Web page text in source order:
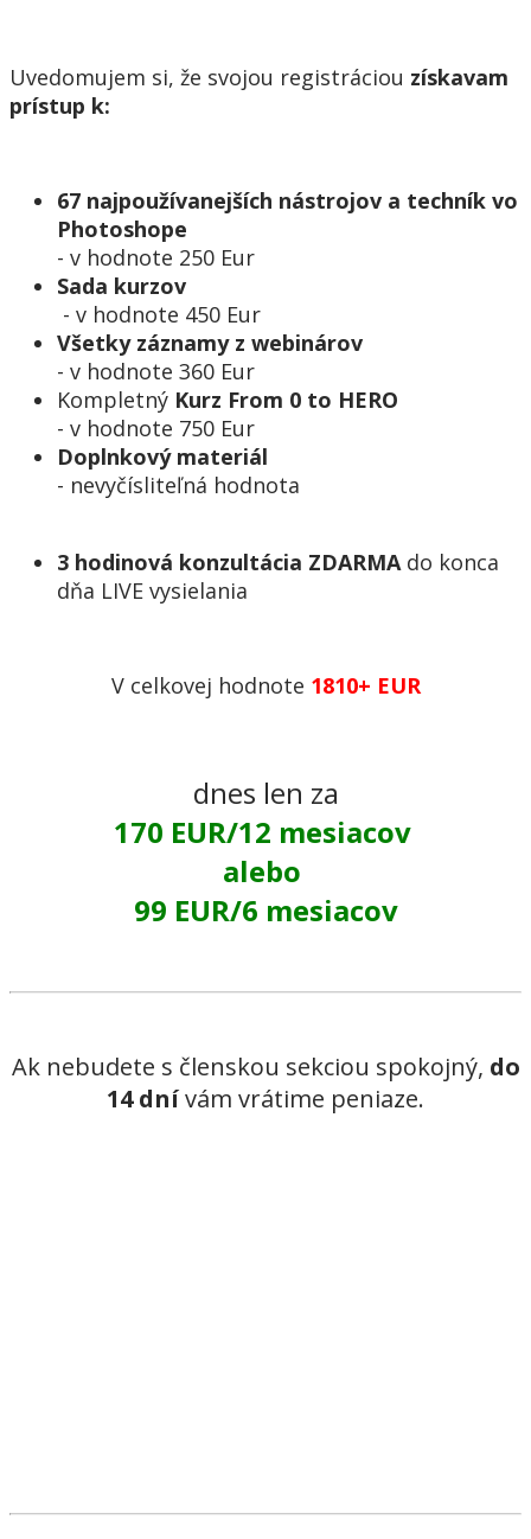
Uvedomujem si, že svojou registráciou získavam
prístup k:
67 najpoužívanejších nástrojov a techník vo
Photoshope
- v hodnote 250 Eur
Sada kurzov
- v hodnote 450 Eur
Všetky záznamy z webinárov
- v hodnote 360 Eur
Kompletný Kurz From 0 to HERO
- v hodnote 750 Eur
Doplnkový materiál
- nevyčísliteľná hodnota
3 hodinová konzultácia ZDARMAdo konca
dňa LIVE vysielania
V celkovej hodnote 1810+ EUR
dnes len za
170 EUR/12 mesiacov
alebo
99 EUR/6 mesiacov
Ak nebudete s členskou sekciou spokojný, do
14 dnívám vrátime peniaze.